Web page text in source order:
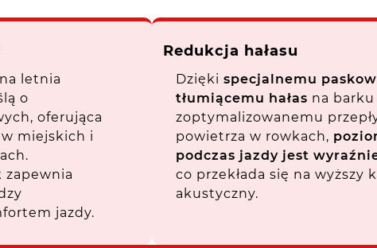
letnia
o
oferująca
w miejskich i
zapewnia
jazdy.
Redukcja hałasu
Dziękispecjalnemu
tłumiącemu hałas na
zoptymalizowanemu
powietrza w rowkach,
podczas jazdy jest
co przekłada się na wyższy
akustyczny.